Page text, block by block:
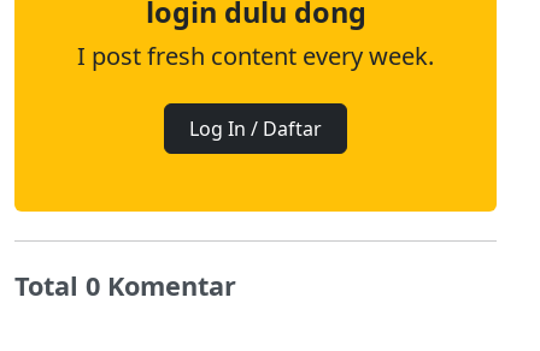
login dulu dong
I post fresh content every week.
Log In / Daftar
Total 0 Komentar